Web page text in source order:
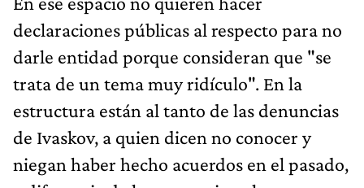
declaraciones públicas al respecto para no
darle entidad porque consideran que "se
trata de un tema muy ridículo". En la
estructura están al tanto de las denuncias
de Ivaskov, a quien dicen no conocer y
niegan haber hecho acuerdos en el pasado,
a diferencia de lo que sostiene la